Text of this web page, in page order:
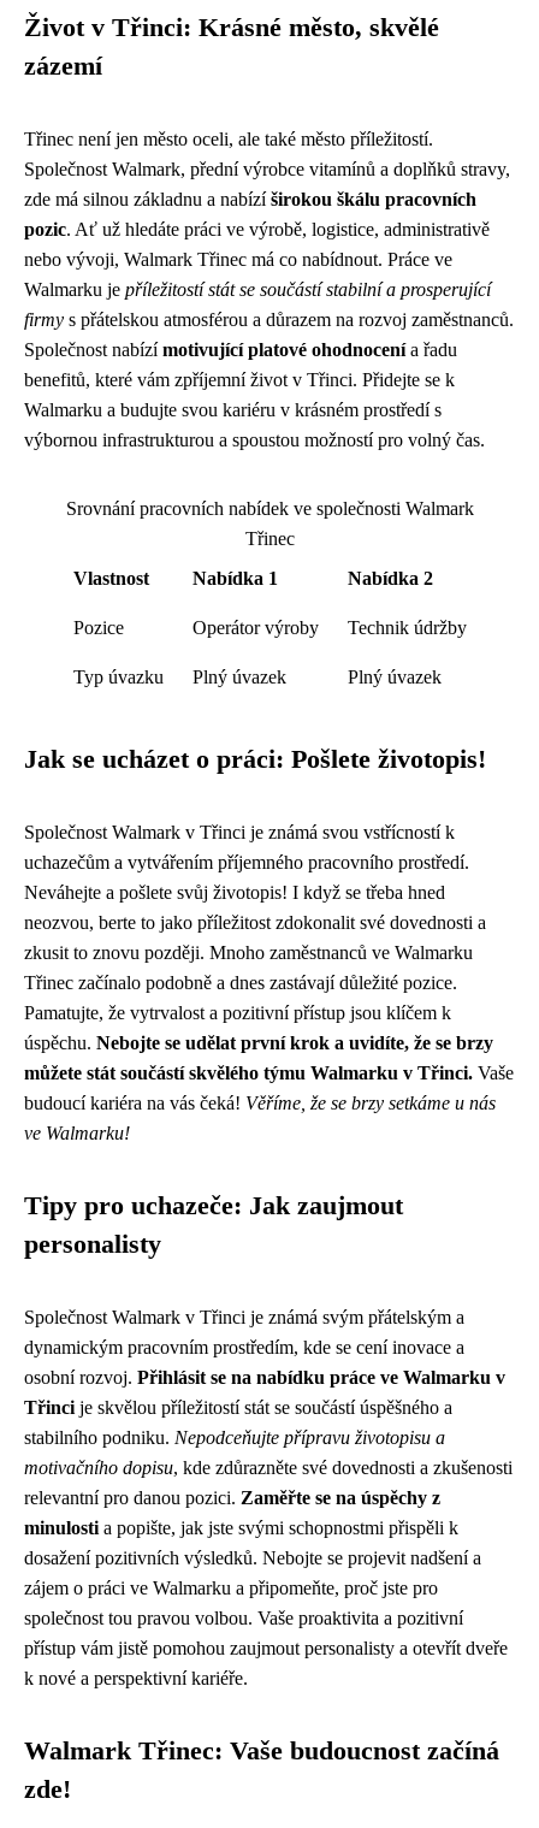
Život v Třinci: Krásné město, skvělé
zázemí
Třinec není jen město oceli, ale také město příležitostí.
Společnost Walmark, přední výrobce vitamínů a doplňků stravy,
zde má silnou základnu a nabízíširokou škálu pracovních
pozic. Ať už hledáte práci ve výrobě, logistice, administrativě
nebo vývoji, Walmark Třinec má co nabídnout. Práce ve
Walmarku je příležitostí stát se součástí stabilní a prosperující
firmy s přátelskou atmosférou a důrazem na rozvoj zaměstnanců.
Společnost nabízímotivující platové ohodnocenía řadu
benefitů, které vám zpříjemní život v Třinci. Přidejte se k
Walmarku a budujte svou kariéru v krásném prostředí s
výbornou infrastrukturou a spoustou možností pro volný čas.
Srovnání pracovních nabídek ve společnosti Walmark
Třinec
Vlastnost
Nabídka 1 Nabídka 2
Pozice Operátor výroby Technik údržby
Typ úvazku Plný úvazek Plný úvazek
Jak se ucházet o práci: Pošlete životopis!
Společnost Walmark v Třinci je známá svou vstřícností k
uchazečům a vytvářením příjemného pracovního prostředí.
Neváhejte a pošlete svůj životopis! I když se třeba hned
neozvou, berte to jako příležitost zdokonalit své dovednosti a
zkusit to znovu později. Mnoho zaměstnanců ve Walmarku
Třinec začínalo podobně a dnes zastávají důležité pozice.
Pamatujte, že vytrvalost a pozitivní přístup jsou klíčem k
úspěchu. Nebojte se udělat první krok a uvidíte, že se brzy
můžete stát součástí skvělého týmu Walmarku v Třinci. Vaše
budoucí kariéra na vás čeká! Věříme, že se brzy setkáme u nás
ve Walmarku!
Tipy pro uchazeče: Jak zaujmout
personalisty
Společnost Walmark v Třinci je známá svým přátelským a
dynamickým pracovním prostředím, kde se cení inovace a
osobní rozvoj. Přihlásit se na nabídku práce ve Walmarku v
Třinci je skvělou příležitostí stát se součástí úspěšného a
stabilního podniku. Nepodceňujte přípravu životopisu a
motivačního dopisu, kde zdůrazněte své dovednosti a zkušenosti
relevantní pro danou pozici. Zaměřte se na úspěchy z
minulosti a popište, jak jste svými schopnostmi přispěli k
dosažení pozitivních výsledků. Nebojte se projevit nadšení a
zájem o práci ve Walmarku a připomeňte, proč jste pro
společnost tou pravou volbou. Vaše proaktivita a pozitivní
přístup vám jistě pomohou zaujmout personalisty a otevřít dveře
k nové a perspektivní kariéře.
Walmark Třinec: Vaše budoucnost začíná
zde!